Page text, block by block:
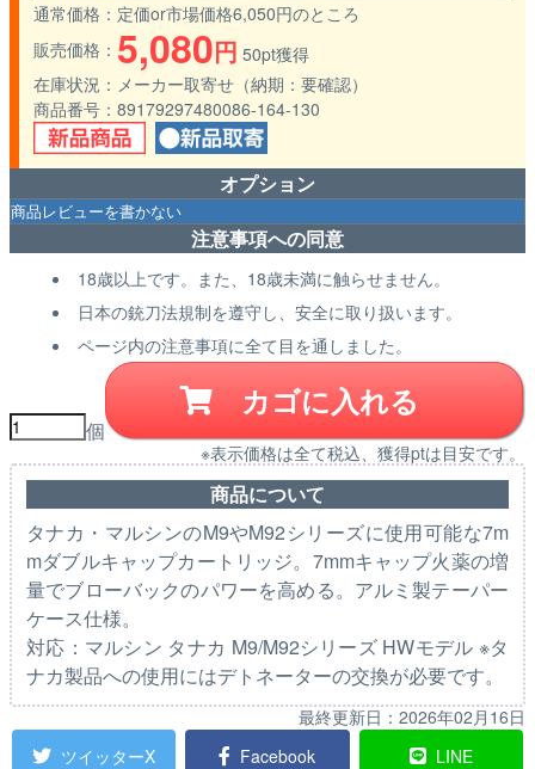
通常価格
定価or市場価格6,050円のところ
販売価格
5,080円 50pt獲得
在庫状況
メーカー取寄せ（納期：要確認）
商品番号
89179297480086-164-130
オプション
注意事項への同意
18歳以上です。また、18歳未満に触らせません。
日本の銃刀法規制を遵守し、安全に取り扱います。
ページ内の注意事項に全て目を通しました。
個
カゴに入れる
※表示価格は全て税込、獲得ptは目安です。
商品について
タナカ・マルシンのM9やM92シリーズに使用可能な7m
mダブルキャップカートリッジ。7mmキャップ火薬の増
量でブローバックのパワーを高める。アルミ製テーパー
ケース仕様。
対応：マルシン タナカ M9/M92シリーズ HWモデル ※タ
ナカ製品への使用にはデトネーターの交換が必要です。
最終更新日： 2026年02月16日
ツイッターX
Facebook LINE